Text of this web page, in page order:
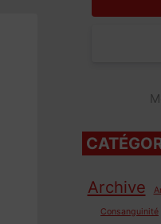
Archive
Consanguinité